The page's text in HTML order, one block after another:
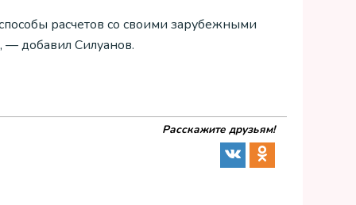
расчетов со своими зарубежными
— добавил Силуанов.
Расскажите друзьям!